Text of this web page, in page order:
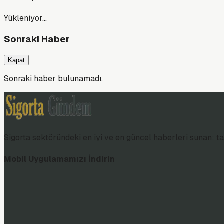
Yükleniyor…
Sonraki Haber
Kapat
Sonraki haber bulunamadı.